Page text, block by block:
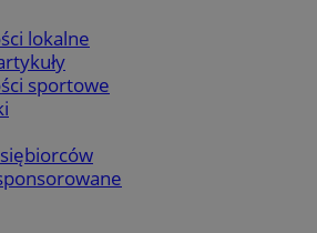
lokalne
sportowe